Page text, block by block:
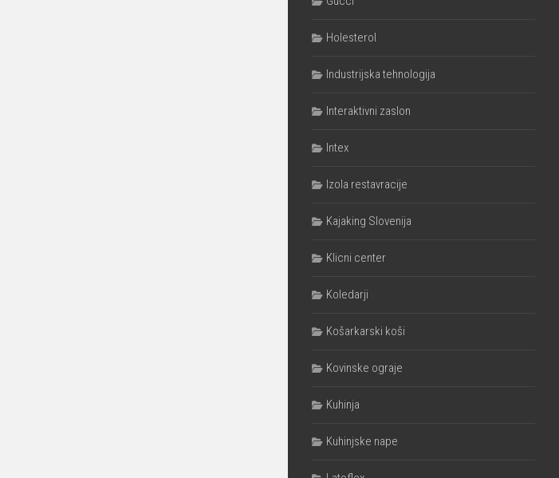
Holesterol
Industrijska tehnologija
Interaktivni zaslon
Intex
Izola restavracije
Kajaking Slovenija
Klicni center
Koledarji
Košarkarski koši
Kovinske ograje
Kuhinja
Kuhinjske nape